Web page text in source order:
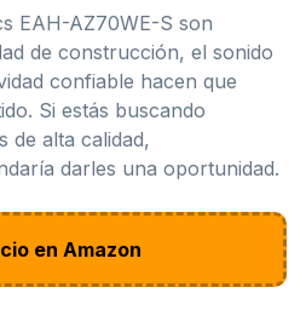
EAH-AZ70WE-S son
de construcción, el sonido
confiable hacen que
Si estás buscando
de alta calidad,
darles una oportunidad.
en Amazon